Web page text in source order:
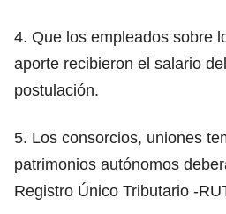
4. Que los empleados sobre
aporte recibieron el salario
postulación.
5. Los consorcios, uniones
patrimonios autónomos
Registro Único Tributario -